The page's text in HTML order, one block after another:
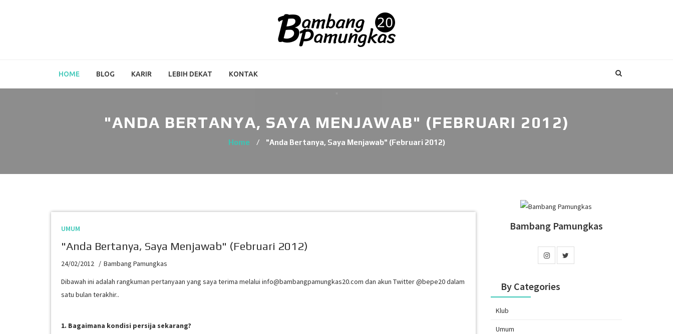
HOME BLOG KARIR LEBIH DEKAT KONTAK
"ANDA BERTANYA, SAYA MENJAWAB" (FEBRUARI 2012)
Home / "Anda Bertanya, Saya Menjawab" (Februari 2012)
UMUM
"Anda Bertanya, Saya Menjawab" (Februari 2012)
24/02/2012
Bambang Pamungkas
Dibawah ini adalah rangkuman pertanyaan yang saya terima melalui info@bambangpamungkas20.com dan akun Twitter @bepe20 dalam
satu bulan terakhir..
1. Bagaimana kondisi persija sekarang?
Bambang Pamungkas
By Categories
Klub
Umum